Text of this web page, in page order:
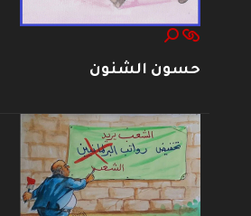
حسون الشنون